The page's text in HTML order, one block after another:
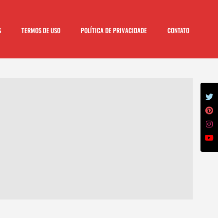
TERMOS DE USO POLÍTICA DE PRIVACIDADE CONTATO